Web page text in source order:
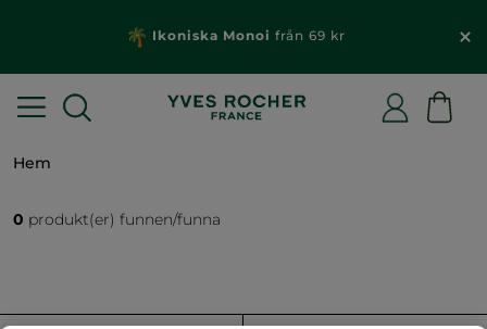
Ikoniska Monoi från 69 kr
Hem
0 produkt(er) funnen/funna